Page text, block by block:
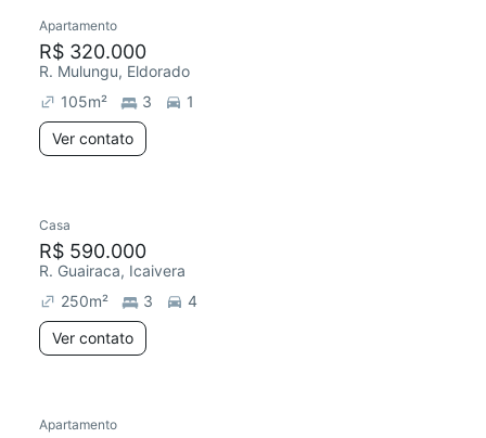
Redecorar
Apartamento
R$ 320.000
R. Mulungu, Eldorado
105m² 3
1
Ver contato
Casa
R$ 590.000
R. Guairaca, Icaivera
250m² 3
4
Ver contato
Redecorar
Apartamento